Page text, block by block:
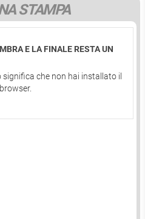
STAMPA
E LA FINALE RESTA UN
che non hai installato il